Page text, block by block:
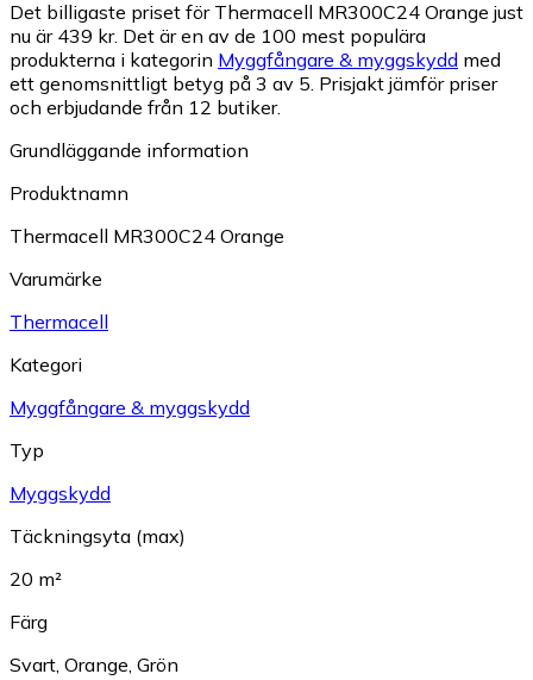
Det billigaste priset för Thermacell MR300C24 Orange just
nu är 439 kr. Det är en av de 100 mest populära
produkterna i kategorin Myggfångare & myggskydd med
ett genomsnittligt betyg på 3 av 5. Prisjakt jämför priser
och erbjudande från 12 butiker.
Grundläggande information
Produktnamn
Thermacell MR300C24 Orange
Varumärke
Thermacell
Kategori
Myggfångare & myggskydd
Typ
Myggskydd
Täckningsyta (max)
20 m²
Färg
Svart, Orange, Grön